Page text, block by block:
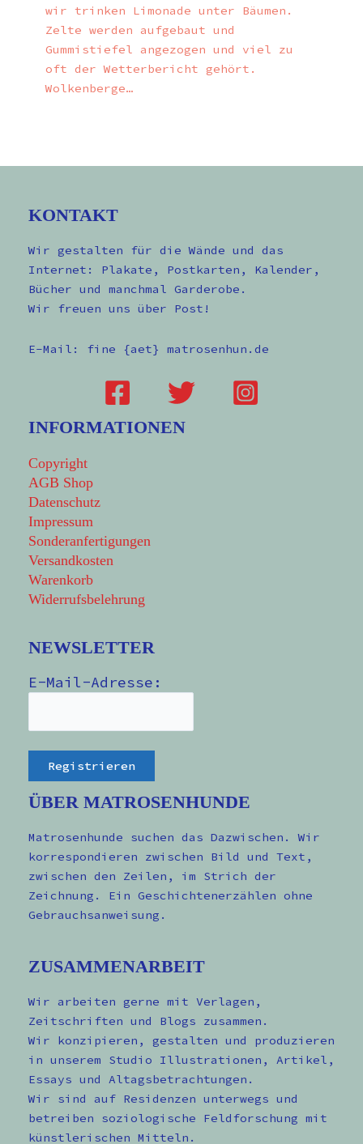
wir trinken Limonade unter Bäumen.
Zelte werden aufgebaut und
Gummistiefel angezogen und viel zu
oft der Wetterbericht gehört.
Wolkenberge…
KONTAKT
Wir gestalten für die Wände und das
Internet: Plakate, Postkarten, Kalender,
Bücher und manchmal Garderobe.
Wir freuen uns über Post!
E-Mail: fine {aet} matrosenhun.de
INFORMATIONEN
Copyright
AGB Shop
Datenschutz
Impressum
Sonderanfertigungen
Versandkosten
Warenkorb
Widerrufsbelehrung
NEWSLETTER
E-Mail-Adresse:
ÜBER MATROSENHUNDE
Matrosenhunde suchen das Dazwischen. Wir
korrespondieren zwischen Bild und Text,
zwischen den Zeilen, im Strich der
Zeichnung. Ein Geschichtenerzählen ohne
Gebrauchsanweisung.
ZUSAMMENARBEIT
Wir arbeiten gerne mit Verlagen,
Zeitschriften und Blogs zusammen.
Wir konzipieren, gestalten und produzieren
in unserem Studio Illustrationen, Artikel,
Essays und Altagsbetrachtungen.
Wir sind auf Residenzen unterwegs und
betreiben soziologische Feldforschung mit
künstlerischen Mitteln.